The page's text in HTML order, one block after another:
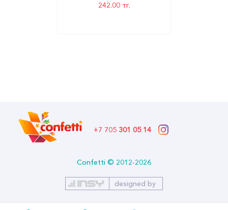
242.00 тг.
+7 705 301 05 14
Confetti © 2012-2026
designed by